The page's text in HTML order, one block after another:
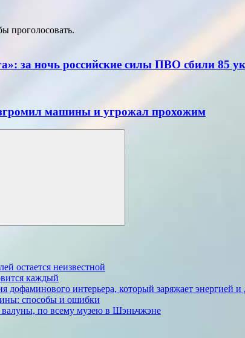
проголосовать.
за ночь российские силы ПВО сбили 85
машины и угрожал прохожим
Поиск
остается неизвестной
каждый
дофаминового интерьера, который заряжает энергией и
способы и ошибки
по всему музею в Шэньчжэне